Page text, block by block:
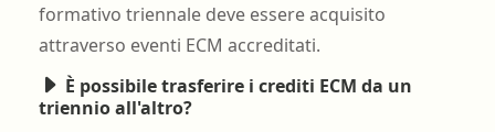
formativo triennale deve essere acquisito
attraverso eventi ECM accreditati.
È possibile trasferire i crediti ECM da un
triennio all'altro?